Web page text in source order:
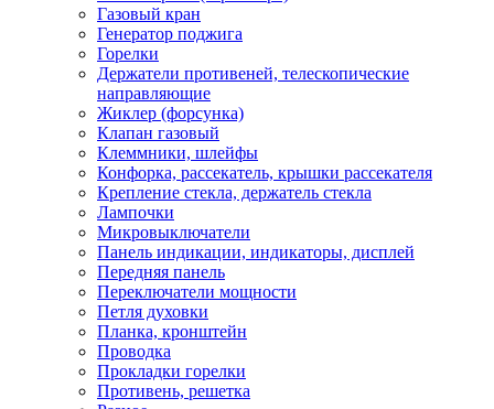
Газовый кран
Генератор поджига
Горелки
Держатели противеней, телескопические
направляющие
Жиклер (форсунка)
Клапан газовый
Клеммники, шлейфы
Конфорка, рассекатель, крышки рассекателя
Крепление стекла, держатель стекла
Лампочки
Микровыключатели
Панель индикации, индикаторы, дисплей
Передняя панель
Переключатели мощности
Петля духовки
Планка, кронштейн
Проводка
Прокладки горелки
Противень, решетка